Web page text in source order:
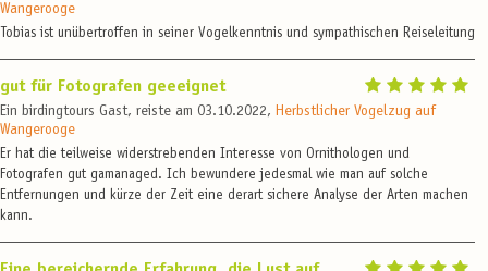
Wangerooge
Tobias ist unübertroffen in seiner Vogelkenntnis und sympathischen Reiseleitung
gut für Fotografen geeeignet
Ein birdingtours Gast, reiste am 03.10.2022, Herbstlicher Vogelzug auf
Wangerooge
Er hat die teilweise widerstrebenden Interesse von Ornithologen und
Fotografen gut gamanaged. Ich bewundere jedesmal wie man auf solche
Entfernungen und kürze der Zeit eine derart sichere Analyse der Arten machen
kann.